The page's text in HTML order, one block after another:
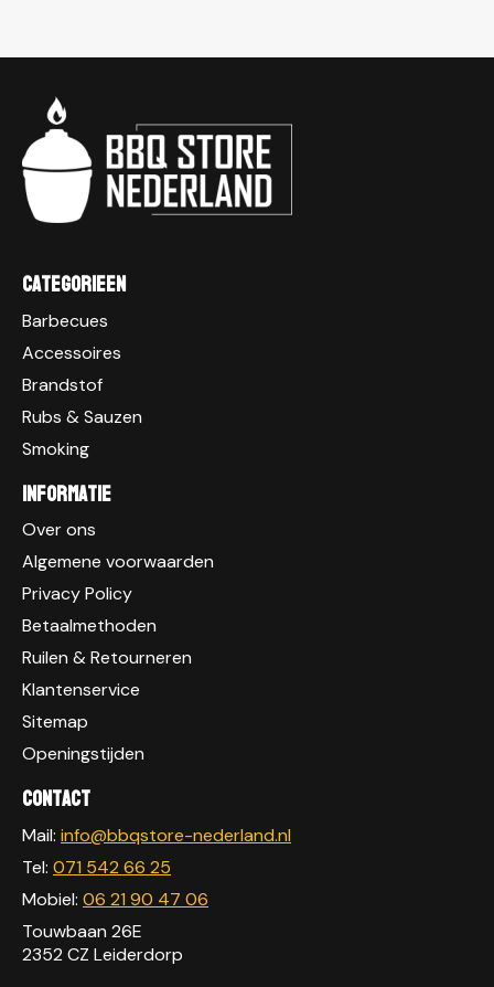
Categorieen
Barbecues
Accessoires
Brandstof
Rubs & Sauzen
Smoking
Informatie
Over ons
Algemene voorwaarden
Privacy Policy
Betaalmethoden
Ruilen & Retourneren
Klantenservice
Sitemap
Openingstijden
Contact
Mail: info@bbqstore-nederland.nl
Tel: 071 542 66 25
Mobiel: 06 21 90 47 06
Touwbaan 26E
2352 CZ Leiderdorp